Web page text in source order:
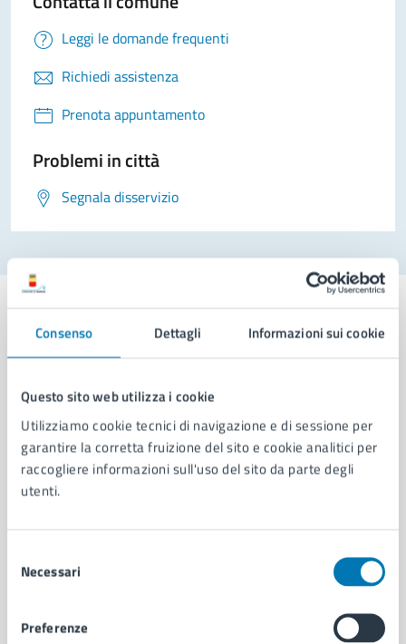
Consenso Dettagli Informazioni sui cookie
Questo sito web utilizza i cookie
Utilizziamo cookie tecnici di navigazione e di sessione per
garantire la corretta fruizione del sito e cookie analitici per
raccogliere informazioni sull'uso del sito da parte degli
utenti.
delNecessari
Preferenze
Leggi le domande frequenti
Richiedi assistenza
Prenota appuntamento
Problemi in città
Segnala disservizio
AMMINISTRAZIONE
Aree amministrative
Organi di governo
Municipalità
Politici
Intranet, posta aziendale e protocollo